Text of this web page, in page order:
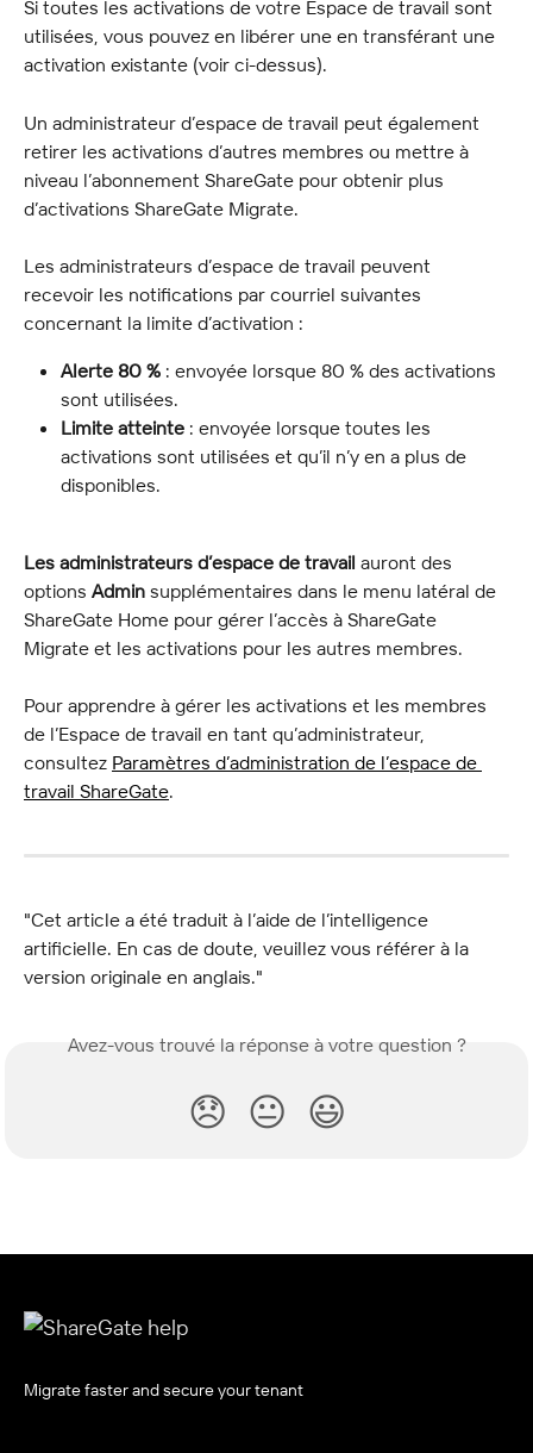
Si toutes les activations de votre Espace de travail sont
utilisées, vous pouvez en libérer une en transférant une
activation existante (voir ci-dessus).
Un administrateur d’espace de travail peut également
retirer les activations d’autres membres ou mettre à
niveau l’abonnement ShareGate pour obtenir plus
d’activations ShareGate Migrate.
Les administrateurs d’espace de travail peuvent
recevoir les notifications par courriel suivantes
concernant la limite d’activation :
Alerte 80 % : envoyée lorsque 80 % des activations
sont utilisées.
Limite atteinte : envoyée lorsque toutes les
activations sont utilisées et qu’il n’y en a plus de
disponibles.
Les administrateurs d’espace de travail auront des
options Admin supplémentaires dans le menu latéral de
ShareGate Home pour gérer l’accès à ShareGate
Migrate et les activations pour les autres membres.
Pour apprendre à gérer les activations et les membres
de l’Espace de travail en tant qu’administrateur,
consultez Paramètres d’administration de l’espace de
travail ShareGate.
"Cet article a été traduit à l’aide de l’intelligence
artificielle. En cas de doute, veuillez vous référer à la
version originale en anglais."
Avez-vous trouvé la réponse à votre question ?
😞 😐 😃
Migrate faster and secure your tenant